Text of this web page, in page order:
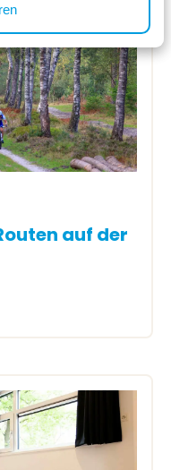
auf der